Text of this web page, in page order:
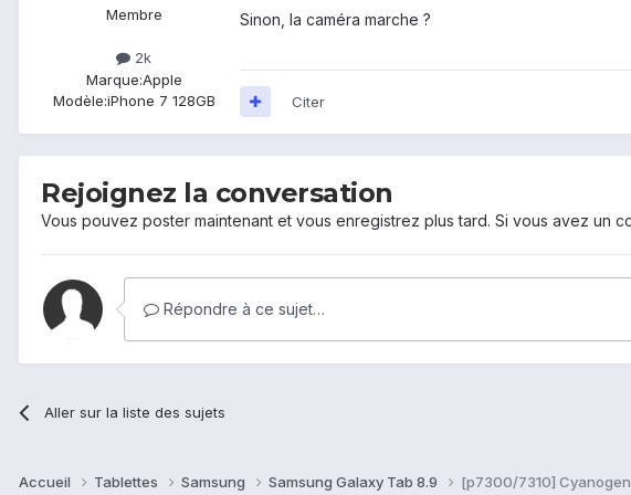
Membre
2k
Marque:Apple
Modèle:iPhone 7 128GB
Sinon, la caméra marche ?
Citer
Rejoignez la conversation
Vous pouvez poster maintenant et vous enregistrez plus tard. Si vous avez un
Répondre à ce sujet…
Aller sur la liste des sujets
Accueil Tablettes Samsung Samsung Galaxy Tab 8.9 [p7300/7310]